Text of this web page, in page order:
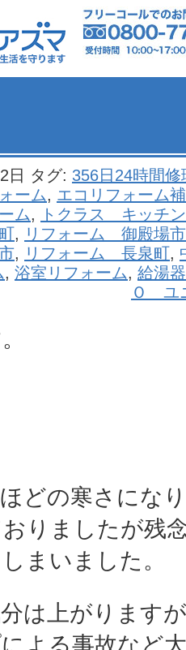
日 タグ: 356日24時間修
ーム, エコリフォーム
ム,
トクラス キッチン
, リフォーム 御殿場市
, リフォーム 長泉町,
, 浴室リフォーム, 給湯
Ｏ ユ
どの寒さにな
りましたが残
まいました。
は上がります
よる事故など